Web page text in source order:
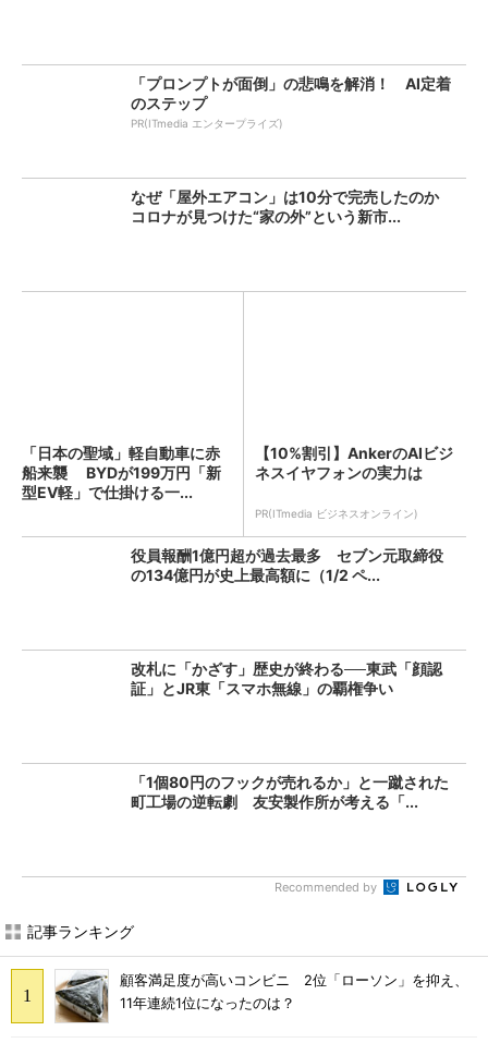
「プロンプトが面倒」の悲鳴を解消！ AI定着
のステップ
PR(ITmedia エンタープライズ)
なぜ「屋外エアコン」は10分で完売したのか
コロナが見つけた“家の外”という新市...
「日本の聖域」軽自動車に赤
船来襲 BYDが199万円「新
型EV軽」で仕掛ける一...
【10%割引】AnkerのAIビジ
ネスイヤフォンの実力は
PR(ITmedia ビジネスオンライン)
役員報酬1億円超が過去最多 セブン元取締役
の134億円が史上最高額に（1/2 ペ...
改札に「かざす」歴史が終わる──東武「顔認
証」とJR東「スマホ無線」の覇権争い
「1個80円のフックが売れるか」と一蹴された
町工場の逆転劇 友安製作所が考える「...
Recommended by
記事ランキング
顧客満足度が高いコンビニ 2位「ローソン」を抑え、
11年連続1位になったのは？